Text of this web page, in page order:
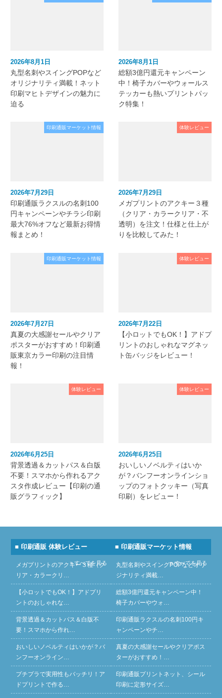
2026年8月1日
丸型名刺やスイングPOPなど
オリジナリティ満載！ネット
印刷マヒトデザインの魅力に
迫る
2026年8月1日
総額3億円還元キャンペーン
中！椅子カバーやウォールス
テッカーも熱いプリントパッ
ク特集！
印刷通販マーケット情報
2026年7月29日
印刷通販ラクスルの名刺100
円キャンペーンやチラシ印刷
最大76%オフなど最新お得情
報まとめ！
体験レビュー
2026年7月29日
メガプリントのアクキー３種
（クリア・カラークリア・不
透明）を注文！仕様と仕上が
りを比較してみた！
印刷通販マーケット情報
2026年7月27日
真夏の大感謝セールやクリア
ポスターがおすすめ！印刷通
販東京カラー印刷の注目情
報！
体験レビュー
2026年7月22日
【小ロットでもOK！】アドプ
リントのおしゃれなマグネッ
ト缶バッジをレビュー！
体験レビュー
2026年6月25日
背景透過＆カットパス＆白版
不要！スマホから作れるアク
スタ作成レビュー【印刷の通
販グラフィック】
体験レビュー
2026年6月25日
おいしいノベルティはいか
が？バンフーオンラインショ
ップのフォトクッキー（写真
印刷）をレビュー！
■ 印刷通販 体験レビュー
» すべてを見る
メガプリントのアクキー３種（ク
リア・カラークリ…
【小ロットでもOK！】アドプリ
ントのおしゃれな…
背景透過＆カットパス＆白版不
要！スマホから作れ…
おいしいノベルティはいかが？バ
ンフーオンライン…
プチプラで実用性もバッチリ！ア
ドプリントで作る…
■ 印刷通販マーケット情報
» すべてを見る
丸型名刺やスイングPOPなどオリ
ジナリティ満載…
総額3億円還元キャンペーン中！
椅子カバーやウォ…
印刷通販ラクスルの名刺100円キ
ャンペーンやチ…
真夏の大感謝セールやクリアポス
ターがおすすめ！…
印刷通販プリントネット、シール
印刷に定形サイズ…